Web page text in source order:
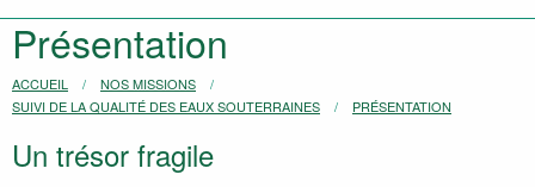
Présentation
Vous êtes ici :
ACCUEIL
NOS MISSIONS
SUIVI DE LA QUALITÉ DES EAUX SOUTERRAINES
PRÉSENTATION
Un trésor fragile